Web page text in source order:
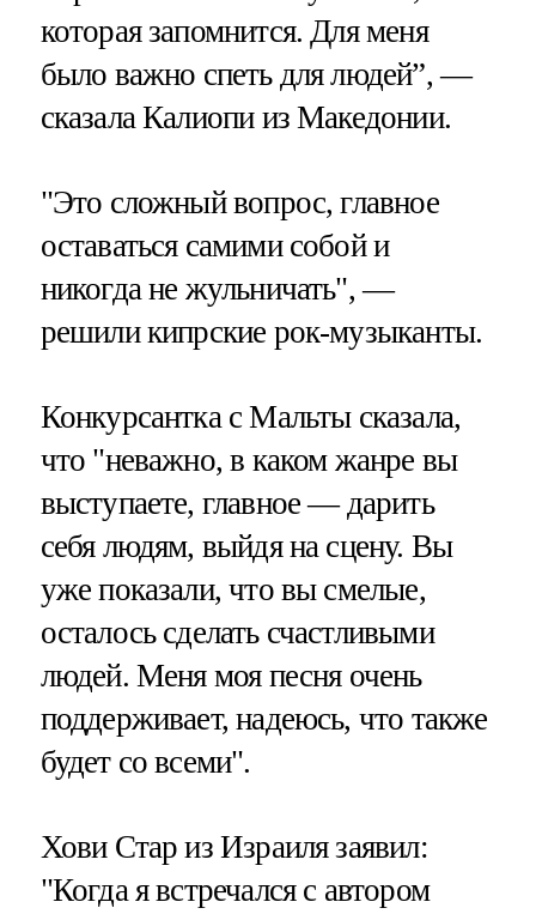
которая запомнится. Для меня
было важно спеть для людей”, —
сказала Калиопи из Македонии.
"Это сложный вопрос, главное
оставаться самими собой и
никогда не жульничать", —
решили кипрские рок-музыканты.
Конкурсантка с Мальты сказала,
что "неважно, в каком жанре вы
выступаете, главное — дарить
себя людям, выйдя на сцену. Вы
уже показали, что вы смелые,
осталось сделать счастливыми
людей. Меня моя песня очень
поддерживает, надеюсь, что также
будет со всеми".
Хови Стар из Израиля заявил:
"Когда я встречался с автором